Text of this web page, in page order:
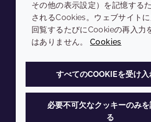
YoutubeInstagramLinkedIn
会社
Sustainability Report
Croda.com
LEGAL
プライバ
アクセ
クッキー
その他の表示設定）を記憶する
されるCookies。ウェブサイトに
回覧するたびにCookieの再入力
はありません。Cookies
すべてのCOOKIEを受け入
必要不可欠なクッキーのみ
る